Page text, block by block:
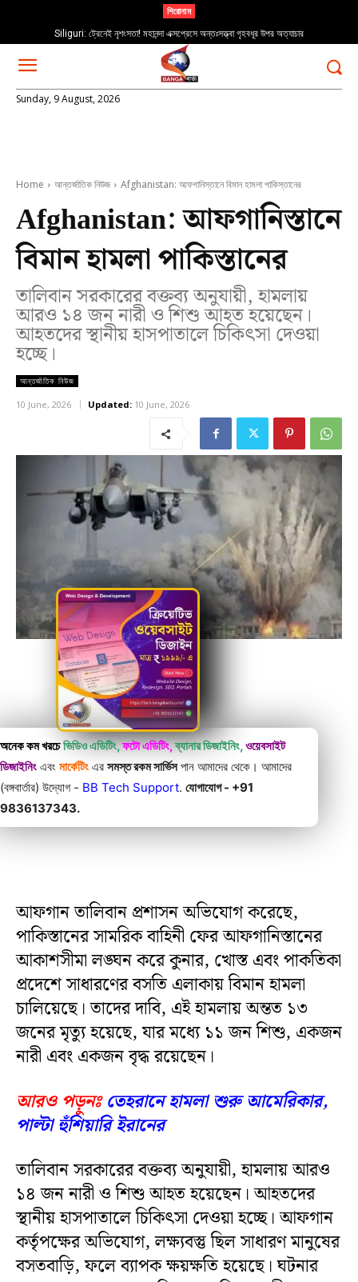
শিরোনাম
Siliguri: ট্রেনেই নৃশংসতা! মহানন্দা এক্সপ্রেসে অন্তঃসত্ত্বা গৃহবধূর উপর অত্যাচার
Sunday, 9 August, 2026
Home আন্তর্জাতিক নিউজ Afghanistan: আফগানিস্তানে বিমান হামলা পাকিস্তানের
Afghanistan: আফগানিস্তানে
বিমান হামলা পাকিস্তানের
তালিবান সরকারের বক্তব্য অনুযায়ী, হামলায়
আরও ১৪ জন নারী ও শিশু আহত হয়েছেন।
আহতদের স্থানীয় হাসপাতালে চিকিৎসা দেওয়া
হচ্ছে।
আন্তর্জাতিক নিউজ
10 June, 2026 Updated: 10 June, 2026
অনেক কম খরচে ভিডিও এডিটিং,ফটো এডিটিং,ব্যানার ডিজাইনিং,ওয়েবসাইট
ডিজাইনিং এবং মার্কেটিং এর সমস্ত রকম সার্ভিসপান আমাদের থেকে। আমাদের
(বঙ্গবার্তার) উদ্যোগ - BB Tech Support. যোগাযোগ - +91
9836137343.
আফগান তালিবান প্রশাসন অভিযোগ করেছে,
পাকিস্তানের সামরিক বাহিনী ফের আফগানিস্তানের
আকাশসীমা লঙ্ঘন করে কুনার, খোস্ত এবং পাকতিকা
প্রদেশে সাধারণের বসতি এলাকায় বিমান হামলা
চালিয়েছে। তাদের দাবি, এই হামলায় অন্তত ১৩
জনের মৃত্যু হয়েছে, যার মধ্যে ১১ জন শিশু, একজন
নারী এবং একজন বৃদ্ধ রয়েছেন।
আরও পড়ুনঃ তেহরানে হামলা শুরু আমেরিকার,
পাল্টা হুঁশিয়ারি ইরানের
তালিবান সরকারের বক্তব্য অনুযায়ী, হামলায় আরও
১৪ জন নারী ও শিশু আহত হয়েছেন। আহতদের
স্থানীয় হাসপাতালে চিকিৎসা দেওয়া হচ্ছে। আফগান
কর্তৃপক্ষের অভিযোগ, লক্ষ্যবস্তু ছিল সাধারণ মানুষের
বসতবাড়ি, ফলে ব্যাপক ক্ষয়ক্ষতি হয়েছে। ঘটনার